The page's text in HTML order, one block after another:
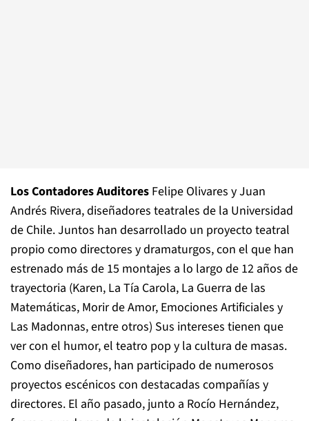
Los Contadores Auditores Felipe Olivares y Juan
Andrés Rivera, diseñadores teatrales de la Universidad
de Chile. Juntos han desarrollado un proyecto teatral
propio como directores y dramaturgos, con el que han
estrenado más de 15 montajes a lo largo de 12 años de
trayectoria (Karen, La Tía Carola, La Guerra de las
Matemáticas, Morir de Amor, Emociones Artificiales y
Las Madonnas, entre otros) Sus intereses tienen que
ver con el humor, el teatro pop y la cultura de masas.
Como diseñadores, han participado de numerosos
proyectos escénicos con destacadas compañías y
directores. El año pasado, junto a Rocío Hernández,